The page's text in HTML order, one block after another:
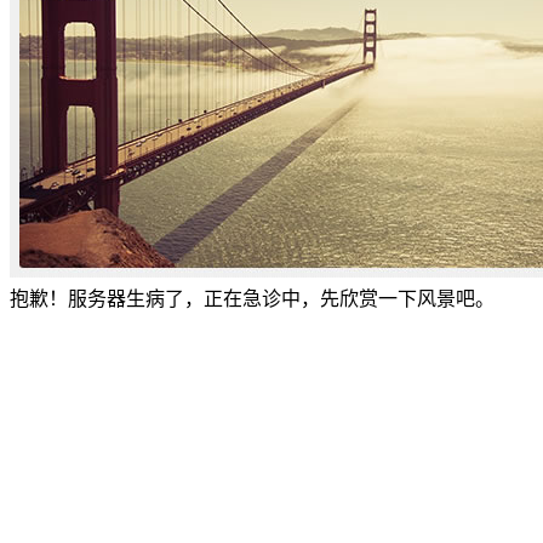
抱歉！服务器生病了，正在急诊中，先欣赏一下风景吧。